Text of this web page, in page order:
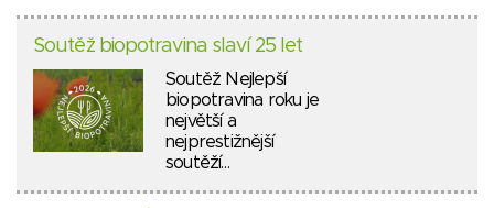
Soutěž biopotravina slaví 25 let
Soutěž Nejlepší
biopotravina roku je
největší a
nejprestižnější
soutěží…